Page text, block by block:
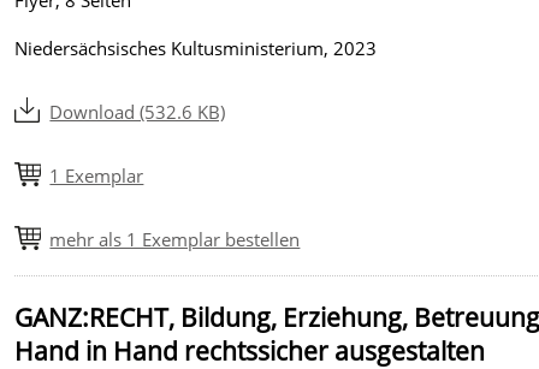
Niedersächsisches Kultusministerium, 2023
Download (532.6 KB)
1 Exemplar
mehr als 1 Exemplar bestellen
GANZ:RECHT, Bildung, Erziehung,
Hand in Hand rechtssicher ausgestalten